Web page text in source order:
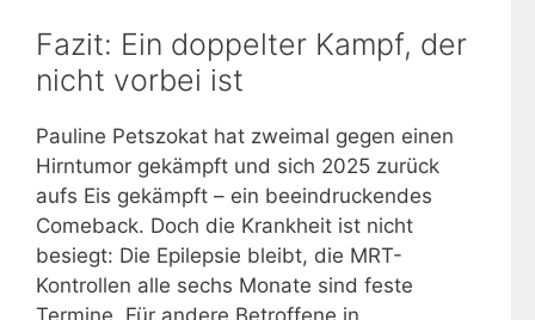
Fazit: Ein doppelter Kampf, der
nicht vorbei ist
Pauline Petszokat hat zweimal gegen einen
Hirntumor gekämpft und sich 2025 zurück
aufs Eis gekämpft – ein beeindruckendes
Comeback. Doch die Krankheit ist nicht
besiegt: Die Epilepsie bleibt, die MRT-
Kontrollen alle sechs Monate sind feste
Termine. Für andere Betroffene in